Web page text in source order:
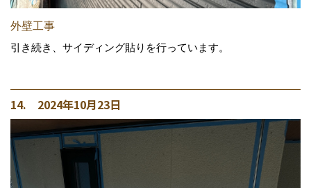
外壁工事
引き続き、サイディング貼りを行っています。
14. 2024年10月23日